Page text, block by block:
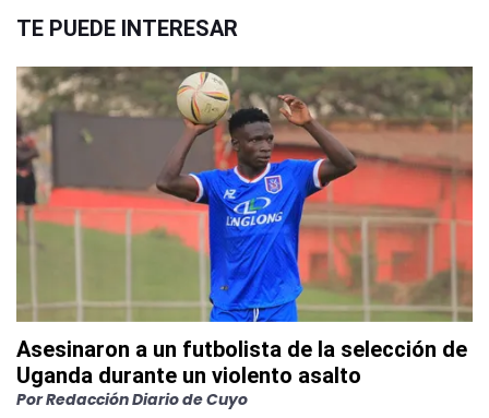
TE PUEDE INTERESAR
Asesinaron a un futbolista de la selección de
Uganda durante un violento asalto
PorRedacción Diario de Cuyo